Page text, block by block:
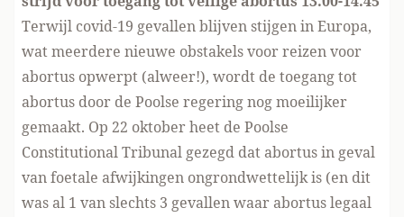
Terwijl covid-19 gevallen blijven stijgen in Europa,
wat meerdere nieuwe obstakels voor reizen voor
abortus opwerpt (alweer!), wordt de toegang tot
abortus door de Poolse regering nog moeilijker
gemaakt. Op 22 oktober heet de Poolse
Constitutional Tribunal gezegd dat abortus in geval
van foetale afwijkingen ongrondwettelijk is (en dit
was al 1 van slechts 3 gevallen waar abortus legaal